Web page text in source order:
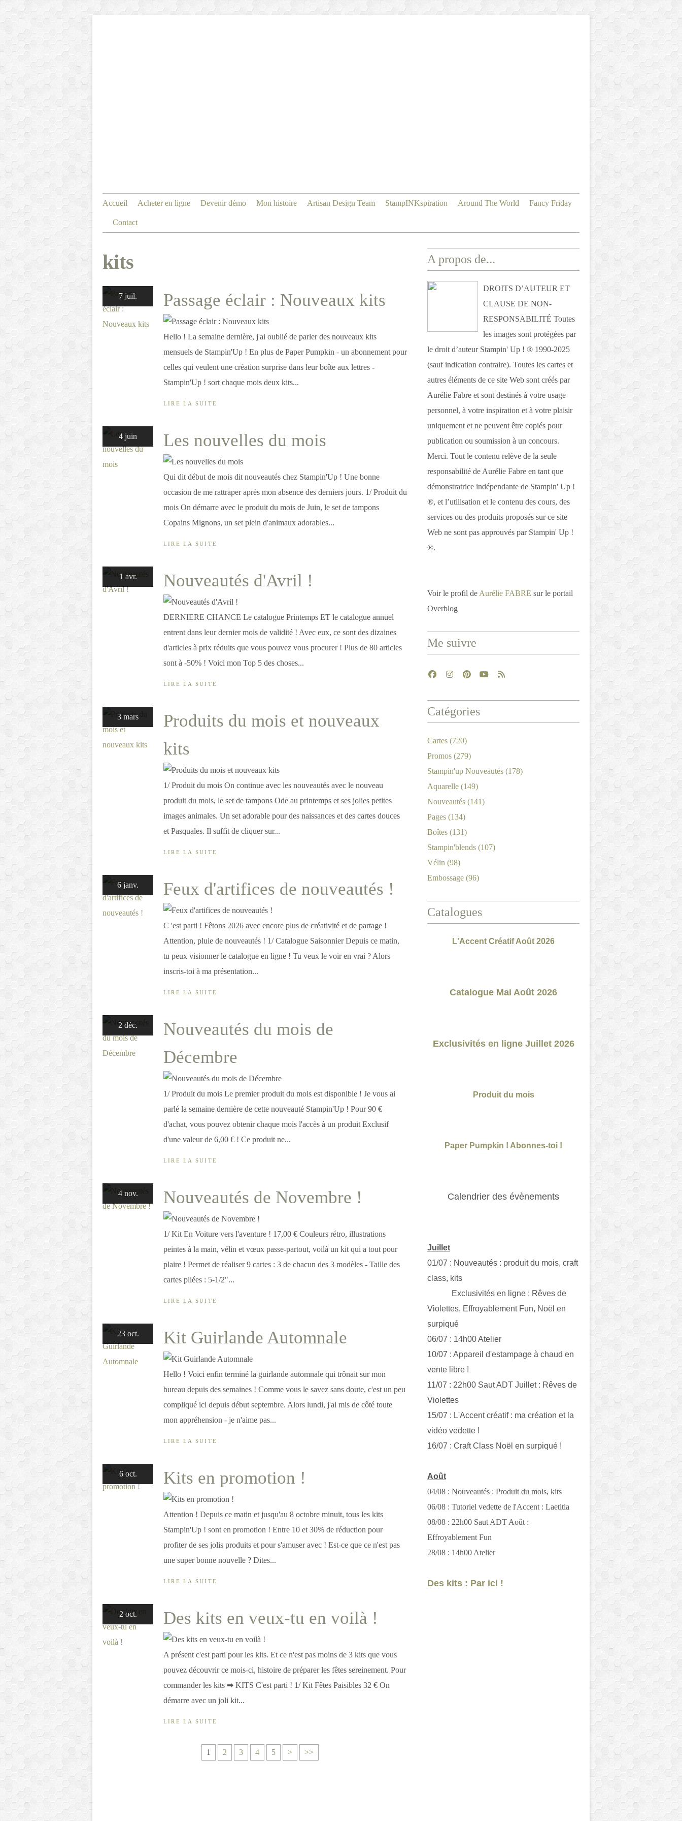
Accueil Acheter en ligne Devenir démo Mon histoire Artisan Design Team StampINKspiration Around The World Fancy Friday
Contact
kits
7 juil. Passage éclair : Nouveaux kits
Hello ! La semaine dernière, j'ai oublié de parler des nouveaux kits
mensuels de Stampin'Up ! En plus de Paper Pumpkin - un abonnement pour
celles qui veulent une création surprise dans leur boîte aux lettres -
Stampin'Up ! sort chaque mois deux kits...
LIRE LA SUITE
4 juin Les nouvelles du mois
Qui dit début de mois dit nouveautés chez Stampin'Up ! Une bonne
occasion de me rattraper après mon absence des derniers jours. 1/ Produit du
mois On démarre avec le produit du mois de Juin, le set de tampons
Copains Mignons, un set plein d'animaux adorables...
LIRE LA SUITE
1 avr. Nouveautés d'Avril !
DERNIERE CHANCE Le catalogue Printemps ET le catalogue annuel
entrent dans leur dernier mois de validité ! Avec eux, ce sont des dizaines
d'articles à prix réduits que vous pouvez vous procurer ! Plus de 80 articles
sont à -50% ! Voici mon Top 5 des choses...
LIRE LA SUITE
3 mars
Produits du mois et nouveaux
kits
1/ Produit du mois On continue avec les nouveautés avec le nouveau
produit du mois, le set de tampons Ode au printemps et ses jolies petites
images animales. Un set adorable pour des naissances et des cartes douces
et Pasquales. Il suffit de cliquer sur...
LIRE LA SUITE
6 janv. Feux d'artifices de nouveautés !
C 'est parti ! Fêtons 2026 avec encore plus de créativité et de partage !
Attention, pluie de nouveautés ! 1/ Catalogue Saisonnier Depuis ce matin,
tu peux visionner le catalogue en ligne ! Tu veux le voir en vrai ? Alors
inscris-toi à ma présentation...
LIRE LA SUITE
2 déc.
Nouveautés du mois de
Décembre
1/ Produit du mois Le premier produit du mois est disponible ! Je vous ai
parlé la semaine dernière de cette nouveauté Stampin'Up ! Pour 90 €
d'achat, vous pouvez obtenir chaque mois l'accès à un produit Exclusif
d'une valeur de 6,00 € ! Ce produit ne...
LIRE LA SUITE
4 nov. Nouveautés de Novembre !
1/ Kit En Voiture vers l'aventure ! 17,00 € Couleurs rétro, illustrations
peintes à la main, vélin et vœux passe-partout, voilà un kit qui a tout pour
plaire ! Permet de réaliser 9 cartes : 3 de chacun des 3 modèles - Taille des
cartes pliées : 5-1/2"...
LIRE LA SUITE
23 oct. Kit Guirlande Automnale
Hello ! Voici enfin terminé la guirlande automnale qui trônait sur mon
bureau depuis des semaines ! Comme vous le savez sans doute, c'est un peu
compliqué ici depuis début septembre. Alors lundi, j'ai mis de côté toute
mon appréhension - je n'aime pas...
LIRE LA SUITE
6 oct. Kits en promotion !
Attention ! Depuis ce matin et jusqu'au 8 octobre minuit, tous les kits
Stampin'Up ! sont en promotion ! Entre 10 et 30% de réduction pour
profiter de ses jolis produits et pour s'amuser avec ! Est-ce que ce n'est pas
une super bonne nouvelle ? Dites...
LIRE LA SUITE
2 oct. Des kits en veux-tu en voilà !
A présent c'est parti pour les kits. Et ce n'est pas moins de 3 kits que vous
pouvez découvrir ce mois-ci, histoire de préparer les fêtes sereinement. Pour
commander les kits ➡ KITS C'est parti ! 1/ Kit Fêtes Paisibles 32 € On
démarre avec un joli kit...
LIRE LA SUITE
1 2 3 4 5 > >>
A propos de...
DROITS D’AUTEUR ET
CLAUSE DE NON-
RESPONSABILITÉ Toutes
les images sont protégées par
le droit d’auteur Stampin' Up ! ® 1990-2025
(sauf indication contraire). Toutes les cartes et
autres éléments de ce site Web sont créés par
Aurélie Fabre et sont destinés à votre usage
personnel, à votre inspiration et à votre plaisir
uniquement et ne peuvent être copiés pour
publication ou soumission à un concours.
Merci. Tout le contenu relève de la seule
responsabilité de Aurélie Fabre en tant que
démonstratrice indépendante de Stampin' Up !
®, et l’utilisation et le contenu des cours, des
services ou des produits proposés sur ce site
Web ne sont pas approuvés par Stampin' Up !
®.
Voir le profil de Aurélie FABRE sur le portail
Overblog
Me suivre
Catégories
Cartes (720)
Promos (279)
Stampin'up Nouveautés (178)
Aquarelle (149)
Nouveautés (141)
Pages (134)
Boîtes (131)
Stampin'blends (107)
Vélin (98)
Embossage (96)
Catalogues
L'Accent Créatif Août 2026
Catalogue Mai Août 2026
Exclusivités en ligne Juillet 2026
Produit du mois
Paper Pumpkin ! Abonnes-toi !
Calendrier des évènements
Juillet
01/07 : Nouveautés : produit du mois, craft
class, kits
Exclusivités en ligne : Rêves de
Violettes, Effroyablement Fun, Noël en
surpiqué
06/07 : 14h00 Atelier
10/07 : Appareil d'estampage à chaud en
vente libre !
11/07 : 22h00 Saut ADT Juillet : Rêves de
Violettes
15/07 : L'Accent créatif : ma création et la
vidéo vedette !
16/07 : Craft Class Noël en surpiqué !
Août
04/08 : Nouveautés : Produit du mois, kits
06/08 : Tutoriel vedette de l'Accent : Laetitia
08/08 : 22h00 Saut ADT Août :
Effroyablement Fun
28/08 : 14h00 Atelier
Des kits : Par ici !